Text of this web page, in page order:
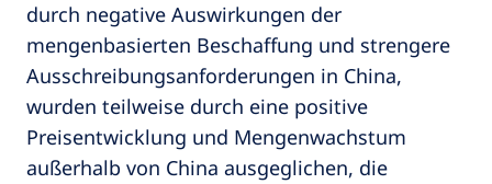
durch negative Auswirkungen der
mengenbasierten Beschaffung und strengere
Ausschreibungsanforderungen in China,
wurden teilweise durch eine positive
Preisentwicklung und Mengenwachstum
außerhalb von China ausgeglichen, die